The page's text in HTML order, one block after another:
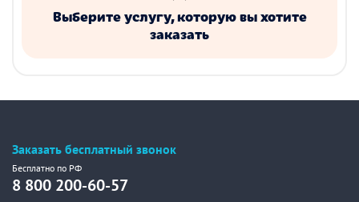
Выберите услугу, которую вы хотите
заказать
Заказать бесплатный звонок
Бесплатно по РФ
8 800 200-60-57